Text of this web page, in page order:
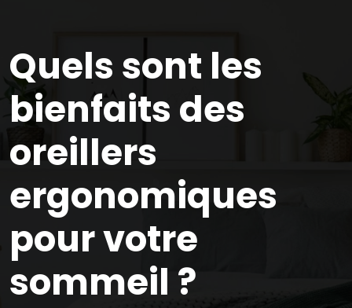
Quels sont les
bienfaits des
oreillers
ergonomiques
pour votre
sommeil ?